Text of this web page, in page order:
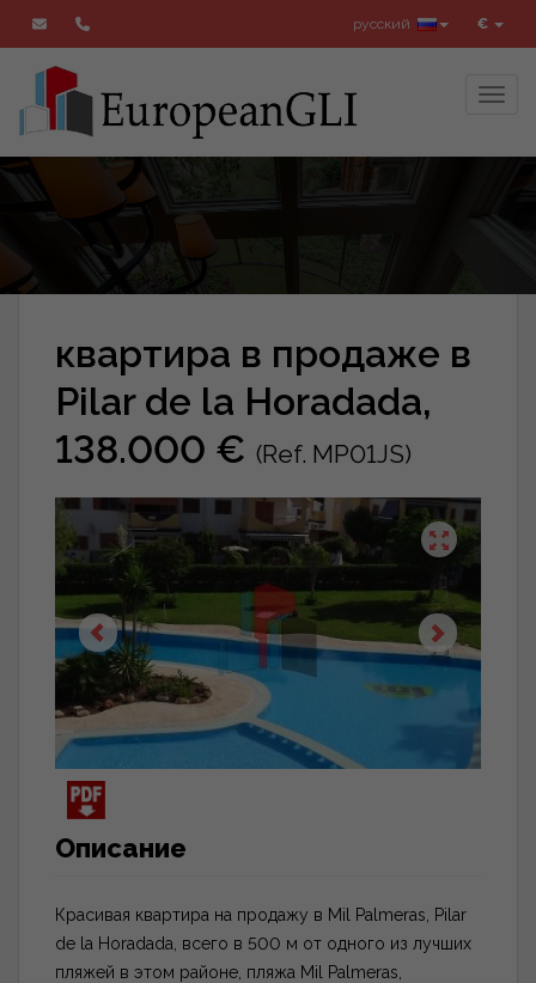
€
русский
квартира в продаже в
Pilar de la Horadada,
138.000 € (Ref. MP01JS)
Описание
Красивая квартира на продажу в Mil Palmeras, Pilar
de la Horadada, всего в 500 м от одного из лучших
пляжей в этом районе, пляжа Mil Palmeras,